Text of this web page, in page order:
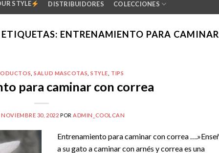
STYLE DISTRIBUIDORES COLECCIONES
ENTRENAMIENTO PARA
,SALUD MASCOTAS ,STYLE TIPS
para caminar con correa
NOVIEMBRE 30, 2022 PORADMIN_COOLCAN
Entrenamiento para caminar con correa
a su gato a caminar con arnés y correa es una